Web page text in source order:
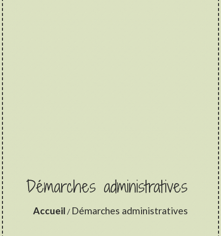
Démarches administratives
Accueil / Démarches administratives